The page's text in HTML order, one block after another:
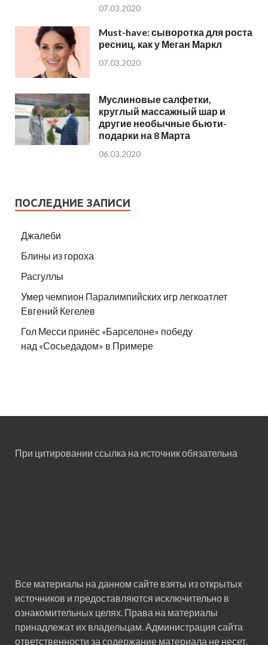
07.03.2020
Must-have: сыворотка для роста
ресниц, как у Меган Маркл
07.03.2020
Муслиновые салфетки,
круглый массажный шар и
другие необычные бьюти-
подарки на 8 Марта
06.03.2020
ПОСЛЕДНИЕ ЗАПИСИ
Джалеби
Блины из гороха
Расгуллы
Умер чемпион Паралимпийских игр легкоатлет
Евгений Кегелев
Гол Месси принёс «Барселоне» победу
над «Сосьедадом» в Примере
При цитировании ссылка на источник обязательна
Все материалы на данном сайте взяты из открытых
источников и предоставляются исключительно в
ознакомительных целях. Права на материалы
принадлежат их владельцам. Администрация сайта
ответственности за содержание материала не несет.